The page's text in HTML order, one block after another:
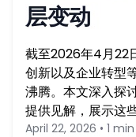
层变动
截至2026年4月22
创新以及企业转型
沸腾。本文深入探
提供见解，展示这
April 22, 2026 • 1